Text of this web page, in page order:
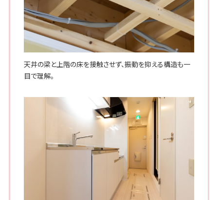
天井の梁と上階の床を接触させず、振動を抑える構造も一
目で理解。